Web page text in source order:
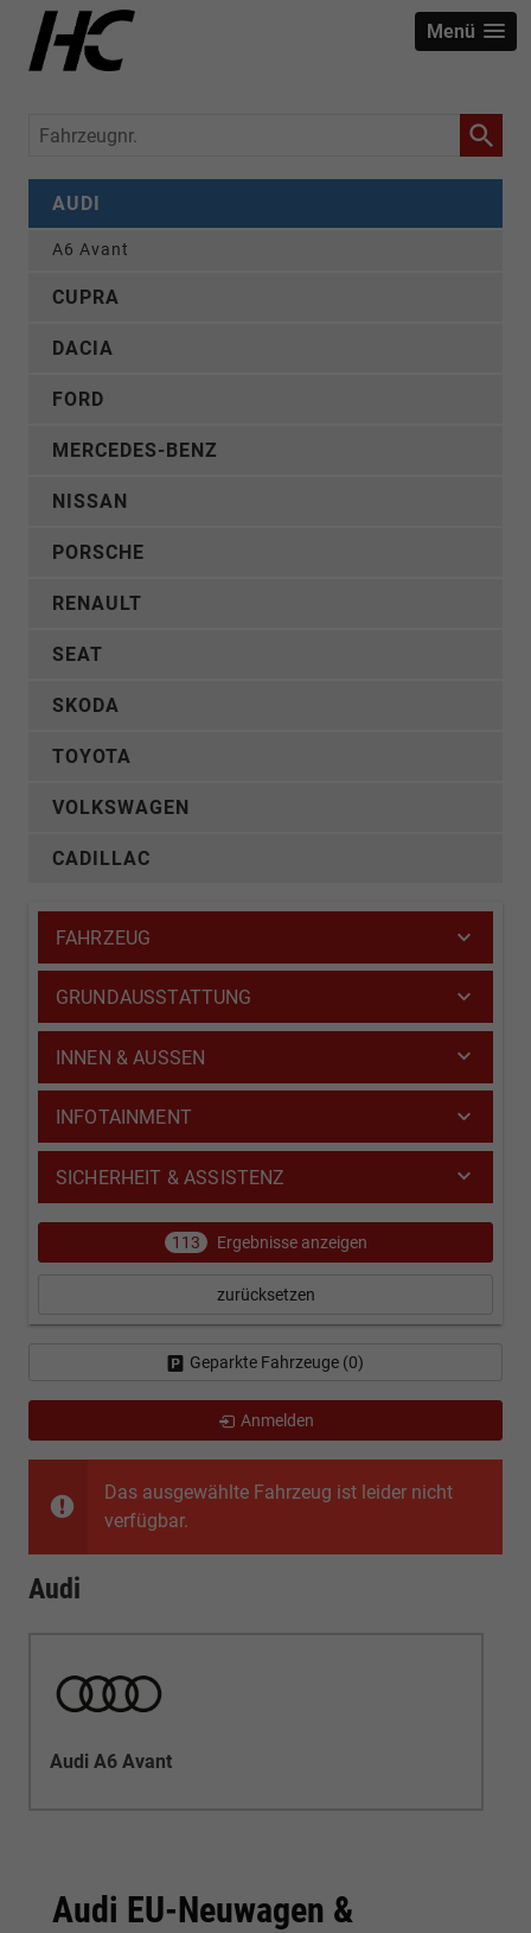
Menü
Das ausgewählte Fahrzeug ist leider nicht
verfügbar.
Audi
Audi A6 Avant
Audi EU-Neuwagen &
Fahrzeugnr.
AUDI
A6 Avant
CUPRA
DACIA
FORD
MERCEDES-BENZ
NISSAN
PORSCHE
RENAULT
SEAT
SKODA
TOYOTA
VOLKSWAGEN
CADILLAC
FAHRZEUG
GRUNDAUSSTATTUNG
INNEN & AUSSEN
INFOTAINMENT
SICHERHEIT & ASSISTENZ
113 Ergebnisse anzeigen
zurücksetzen
Geparkte Fahrzeuge (0)
Anmelden